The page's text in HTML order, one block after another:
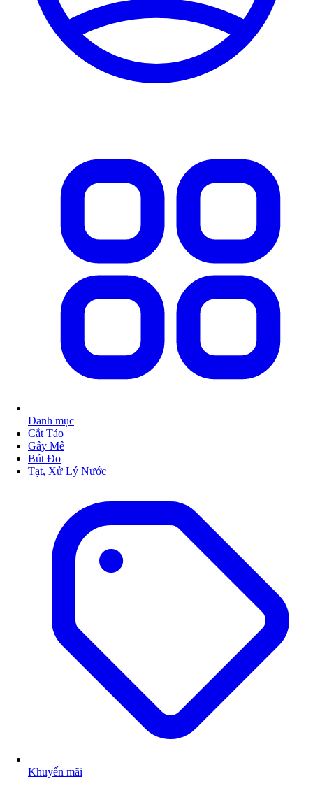
Danh mục
Cắt Tảo
Gây Mê
Bút Đo
Tạt, Xử Lý Nước
Khuyến mãi